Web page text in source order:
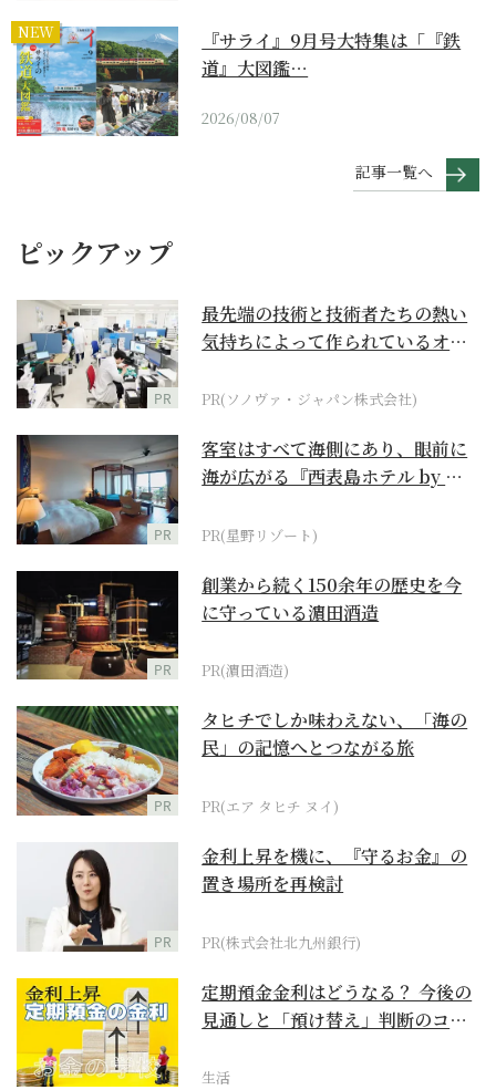
NEW
『サライ』9月号大特集は「『鉄
道』大図鑑…
2026/08/07
記事一覧へ
ピックアップ
PR
最先端の技術と技術者たちの熱い
気持ちによって作られているオー
PR(ソノヴァ・ジャパン株式会社)
PR
客室はすべて海側にあり、眼前に
海が広がる『西表島ホテル by 星
PR(星野リゾート)
PR
創業から続く150余年の歴史を今
に守っている濵田酒造
PR(濵田酒造)
PR
タヒチでしか味わえない、「海の
民」の記憶へとつながる旅
PR(エア タヒチ ヌイ)
PR
金利上昇を機に、『守るお金』の
置き場所を再検討
PR(株式会社北九州銀行)
定期預金金利はどうなる？ 今後の
見通しと「預け替え」判断のコツ
生活